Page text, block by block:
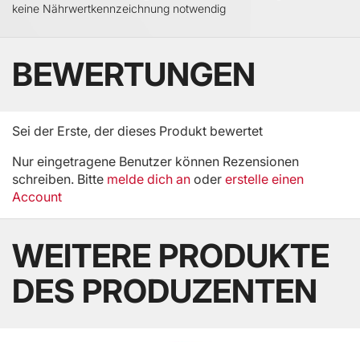
keine Nährwertkennzeichnung notwendig
BEWERTUNGEN
Sei der Erste, der dieses Produkt bewertet
Nur eingetragene Benutzer können Rezensionen
schreiben. Bitte melde dich an oder erstelle einen
Account
WEITERE PRODUKTE
DES PRODUZENTEN